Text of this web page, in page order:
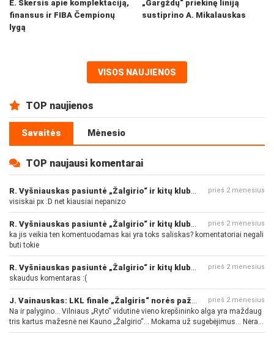
E. Skersis apie komplektaciją,
finansus ir FIBA Čempionų
lygą
„Gargždų“ priekinę liniją
sustiprino A. Mikalauskas
VISOS NAUJIENOS
TOP naujienos
Savaitės Mėnesio
TOP naujausi komentarai
prieš 2 mėnesius
visiskai px :D net kiausiai nepanizo
prieš 2 mėnesius
ka jis veikia ten komentuodamas kai yra toks saliskas? komentatoriai negali
buti tokie
prieš 2 mėnesius
skaudus komentaras :(
prieš 2 mėnesius
Na ir palygino... Vilniaus „Ryto“ vidutinė vieno krepšininko alga yra maždaug
tris kartus mažesnė nei Kauno „Žalgirio“... Mokama už sugebėjimus... Nėra
pinigų - nėra gerų žaidėjų...